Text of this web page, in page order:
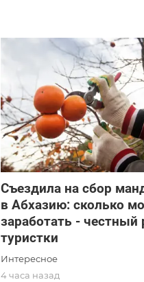
Съездила на сбор
в Абхазию: сколько
заработать - честный
туристки
Интересное
4 часа назад